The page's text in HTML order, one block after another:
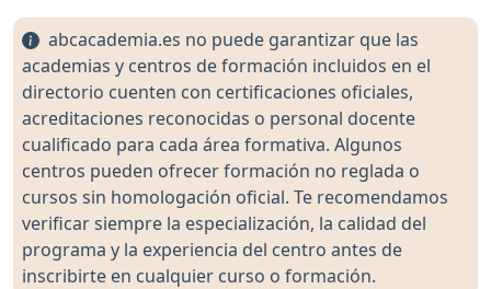
abcacademia.es no puede garantizar que las
academias y centros de formación incluidos en el
directorio cuenten con certificaciones oficiales,
acreditaciones reconocidas o personal docente
cualificado para cada área formativa. Algunos
centros pueden ofrecer formación no reglada o
cursos sin homologación oficial. Te recomendamos
verificar siempre la especialización, la calidad del
programa y la experiencia del centro antes de
inscribirte en cualquier curso o formación.